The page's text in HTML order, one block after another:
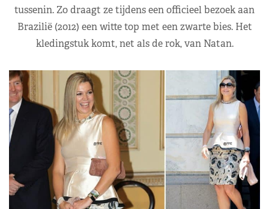
tussenin. Zo draagt ze tijdens een officieel bezoek aan
Brazilië (2012) een witte top met een zwarte bies. Het
kledingstuk komt, net als de rok, van Natan.